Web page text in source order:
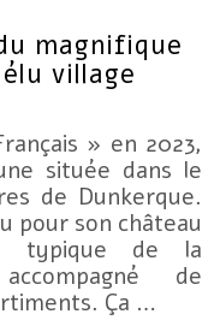
magnifique
village
» en 2023,
située dans le
de Dunkerque.
pour son château
typique de la
de
Ça …